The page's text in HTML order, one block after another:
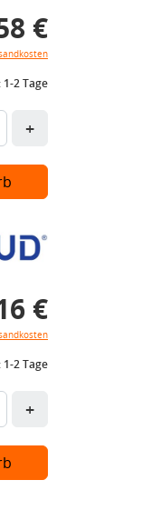
€
2 Tage
+
€
2 Tage
+